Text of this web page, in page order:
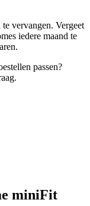
vervangen. Vergeet
iedere maand te
passen?
miniFit